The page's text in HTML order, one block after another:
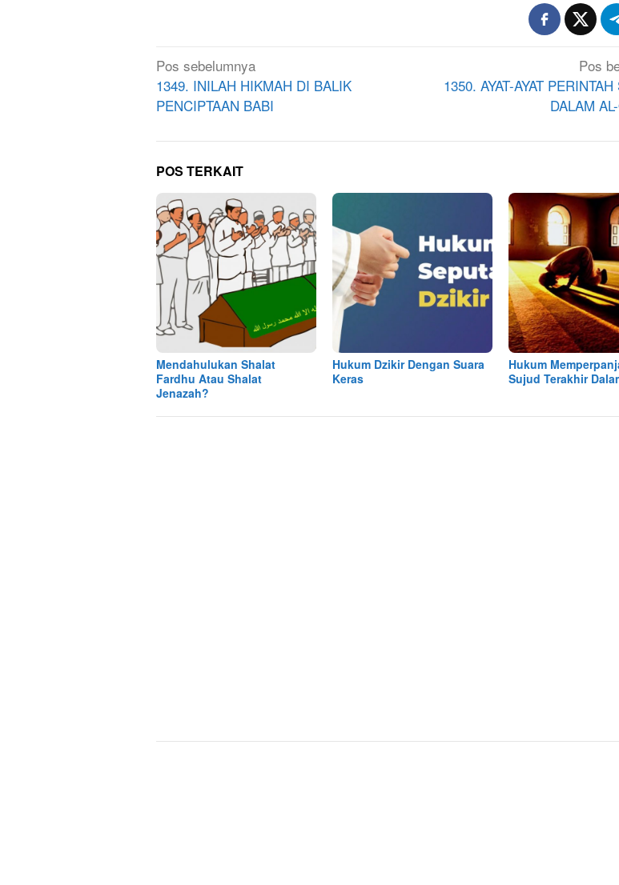
Navigasi
pos
Pos sebelumnya
1349. INILAH HIKMAH DI BALIK
PENCIPTAAN BABI
Pos
1350. AYAT-AYAT
DALAM
POS TERKAIT
Mendahulukan Shalat
Fardhu Atau Shalat
Jenazah?
Hukum Dzikir Dengan Suara
Keras
Hukum
Sujud Terakhir